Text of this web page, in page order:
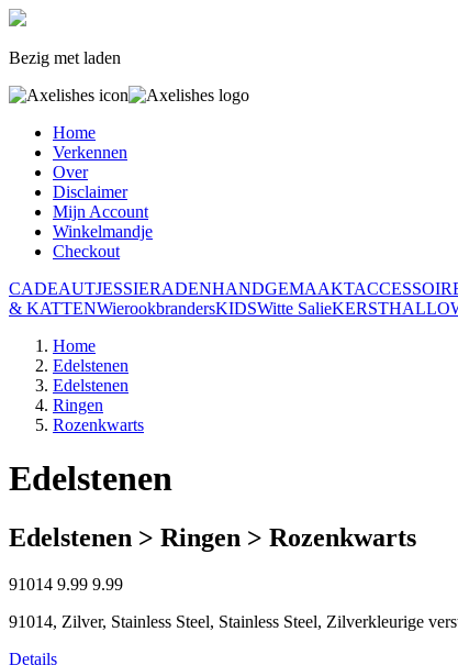
Bezig met laden
Home
Verkennen
Over
Disclaimer
Mijn Account
Winkelmandje
Checkout
CADEAUTJESSIERADENHANDGEMAAKT
& KATTENWierookbrandersKIDSWitte SalieKERST
Home
Edelstenen
Edelstenen
Ringen
Rozenkwarts
Edelstenen
Edelstenen > Ringen > Rozenkwarts
91014 9.99 9.99
91014, Zilver, Stainless Steel, Stainless Steel, Zilverkleurige
Details